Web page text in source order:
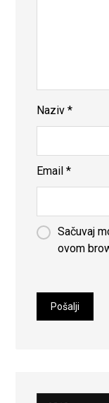
Naziv*
Email*
Sačuvaj
ovom